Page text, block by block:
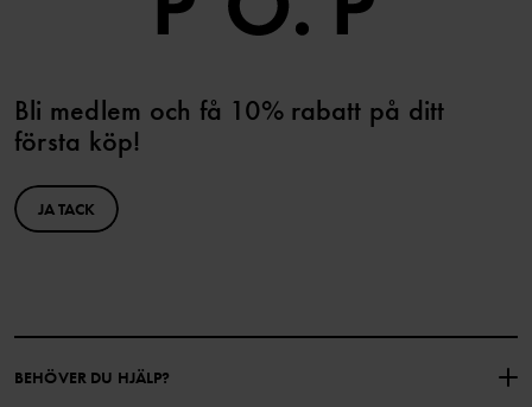
Bli medlem och få 10% rabatt på ditt
första köp!
JA TACK
BEHÖVER DU HJÄLP?